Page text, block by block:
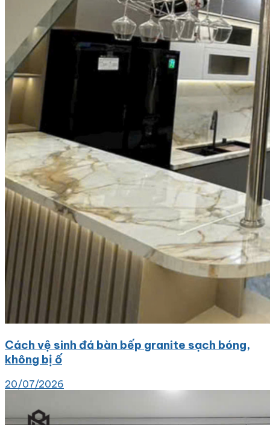
Cách vệ sinh đá bàn bếp granite sạch bóng,
không bị ố
20/07/2026